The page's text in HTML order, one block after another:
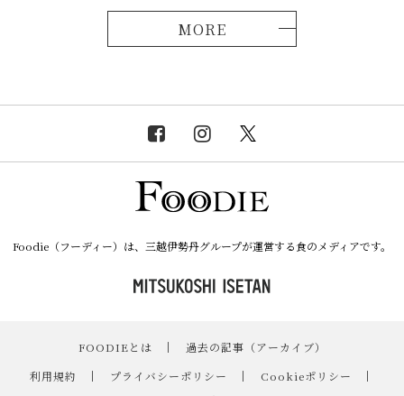
MORE
Foodie（フーディー）は、三越伊勢丹グループが運営する食のメディアです。
FOODIEとは ｜
過去の記事（アーカイブ）
｜
利用規約 ｜ プライバシーポリシー ｜ Cookieポリシー
｜